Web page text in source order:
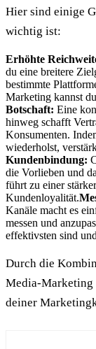
Hier sind einige
wichtig ist:
Erhöhte
du eine breitere
bestimmte
Marketing kannst
Botschaft: Eine
hinweg schafft
Konsumenten.
wiederholst,
Kundenbindung:
die Vorlieben und
führt zu einer
Kundenloyalität.
Kanäle macht es
messen und
effektivsten sind
Durch die
Media-Marketing
deiner